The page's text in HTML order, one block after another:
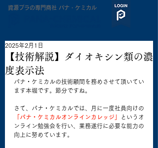
​資源プラの専門商社 パナ・ケミカル
【技術解説】ダイオキシン類の濃
度表示法
2025年2月1日
パナ・ケミカルの技術顧問を務めさせて頂いてい
ます本堀です。節分ですね。
さて、パナ・ケミカルでは、月に一度社員向けの
「パナ・ケミカルオンラインカレッジ」
というオ
ンライン勉強会を行い、業務遂行に必要な能力の
向上に努めています。